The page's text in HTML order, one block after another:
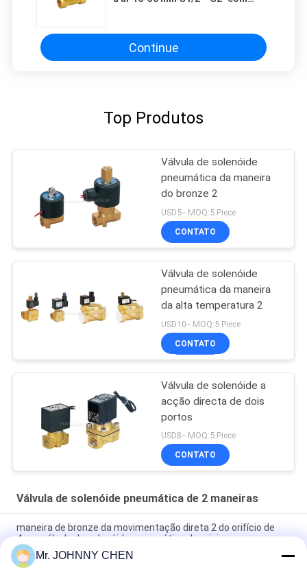
Continue
Top Produtos
Válvula de solenóide
pneumática da maneira
do bronze 2
USD5-- MOQ:5 Piece
CONTATO
Válvula de solenóide
pneumática da maneira
da alta temperatura 2
USD10-- MOQ:5 Piece
CONTATO
Válvula de solenóide a
acção directa de dois
portos
USD8-- MOQ:5 Piece
CONTATO
Válvula de solenóide pneumática de 2 maneiras
maneira de bronze da movimentação direta 2 do orifício de
4mm válvula de solenóide pneumática da mini
Mr. JOHNNY CHEN